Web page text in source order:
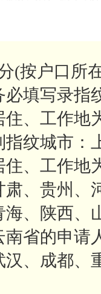
(按户口所
填写录指
、工作地
纹城市：
、工作地
、贵州、
、陕西、
省的申请
汉、成都、